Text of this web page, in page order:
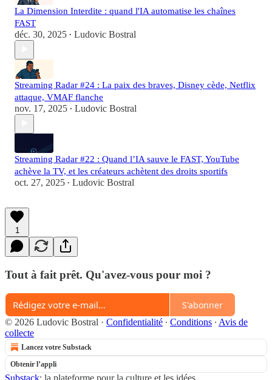
La Dimension Interdite : quand l'IA automatise les chaînes
FAST
déc. 30, 2025 • Ludovic Bostral
Streaming Radar #24 : La paix des braves, Disney cède, Netflix
attaque, VMAF flanche
nov. 17, 2025 • Ludovic Bostral
Streaming Radar #22 : Quand l’IA sauve le FAST, YouTube
achève la TV, et les créateurs achètent des droits sportifs
oct. 27, 2025 • Ludovic Bostral
1
Tout à fait prêt. Qu'avez-vous pour moi ?
S'abonner
© 2026 Ludovic Bostral · Confidentialité ∙ Conditions ∙ Avis de
collecte
Lancez votre Substack
Obtenir l’appli